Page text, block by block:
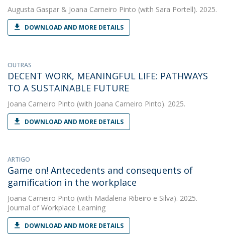
Augusta Gaspar & Joana Carneiro Pinto (with Sara Portell). 2025.
DOWNLOAD AND MORE DETAILS
OUTRAS
DECENT WORK, MEANINGFUL LIFE: PATHWAYS
TO A SUSTAINABLE FUTURE
Joana Carneiro Pinto (with Joana Carneiro Pinto). 2025.
DOWNLOAD AND MORE DETAILS
ARTIGO
Game on! Antecedents and consequents of
gamification in the workplace
Joana Carneiro Pinto (with Madalena Ribeiro e Silva). 2025.
Journal of Workplace Learning
DOWNLOAD AND MORE DETAILS